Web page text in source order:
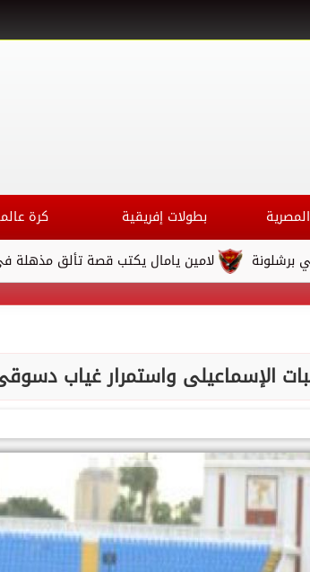
بطولات إفريقية كرة
لامين يامال يكتب قصة تألق مذهلة في برشلونة
الإسماعيلى واستمرار غياب